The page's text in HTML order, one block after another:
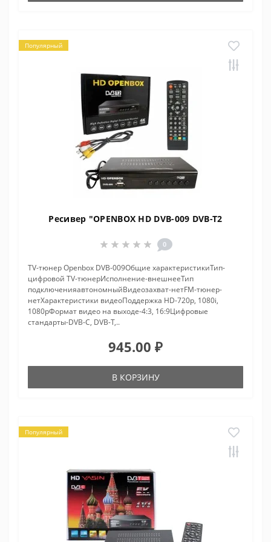
Популярный
Ресивер "OPENBOX HD DVB-009 DVB-T2
0
TV-тюнер Openbox DVB-009Общие характеристикиТип-
цифровой TV-тюнерИсполнение-внешнееТип
подключенияавтономныйВидеозахват-нетFM-тюнер-
нетХарактеристики видеоПоддержка HD-720p, 1080i,
1080pФормат видео на выходе-4:3, 16:9Цифровые
стандарты-DVB-C, DVB-T,..
945.00 ₽
В КОРЗИНУ
Популярный